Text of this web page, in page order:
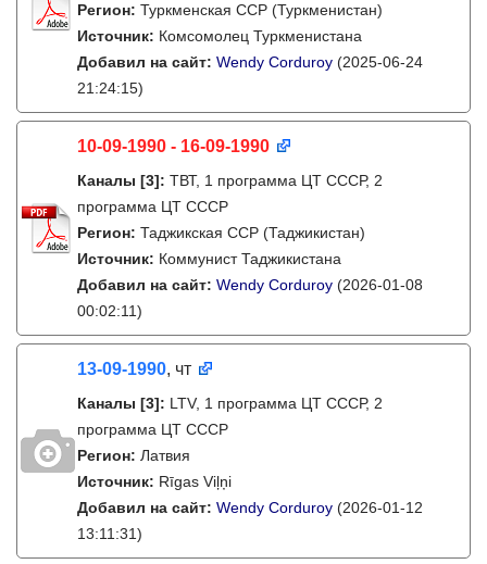
Регион: Туркменская ССР (Туркменистан)
Источник: Комсомолец Туркменистана
Добавил на сайт: Wendy Corduroy (2025-06-24
21:24:15)
10-09-1990 - 16-09-1990
Каналы [3]: ТВТ, 1 программа ЦТ СССР, 2
программа ЦТ СССР
Регион: Таджикская ССР (Таджикистан)
Источник: Коммунист Таджикистана
Добавил на сайт: Wendy Corduroy (2026-01-08
00:02:11)
13-09-1990, чт
Каналы [3]: LTV, 1 программа ЦТ СССР, 2
программа ЦТ СССР
Регион: Латвия
Источник: Rīgas Viļņi
Добавил на сайт: Wendy Corduroy (2026-01-12
13:11:31)